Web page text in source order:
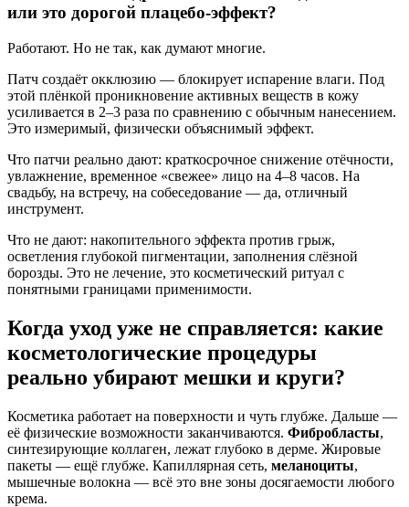
или это дорогой плацебо-эффект?
Работают. Но не так, как думают многие.
Патч создаёт окклюзию — блокирует испарение влаги. Под
этой плёнкой проникновение активных веществ в кожу
усиливается в 2–3 раза по сравнению с обычным нанесением.
Это измеримый, физически объяснимый эффект.
Что патчи реально дают: краткосрочное снижение отёчности,
увлажнение, временное «свежее» лицо на 4–8 часов. На
свадьбу, на встречу, на собеседование — да, отличный
инструмент.
Что не дают: накопительного эффекта против грыж,
осветления глубокой пигментации, заполнения слёзной
борозды. Это не лечение, это косметический ритуал с
понятными границами применимости.
Когда уход уже не справляется: какие
косметологические процедуры
реально убирают мешки и круги?
Косметика работает на поверхности и чуть глубже. Дальше —
её физические возможности заканчиваются. Фибробласты,
синтезирующие коллаген, лежат глубоко в дерме. Жировые
пакеты — ещё глубже. Капиллярная сеть, меланоциты,
мышечные волокна — всё это вне зоны досягаемости любого
крема.